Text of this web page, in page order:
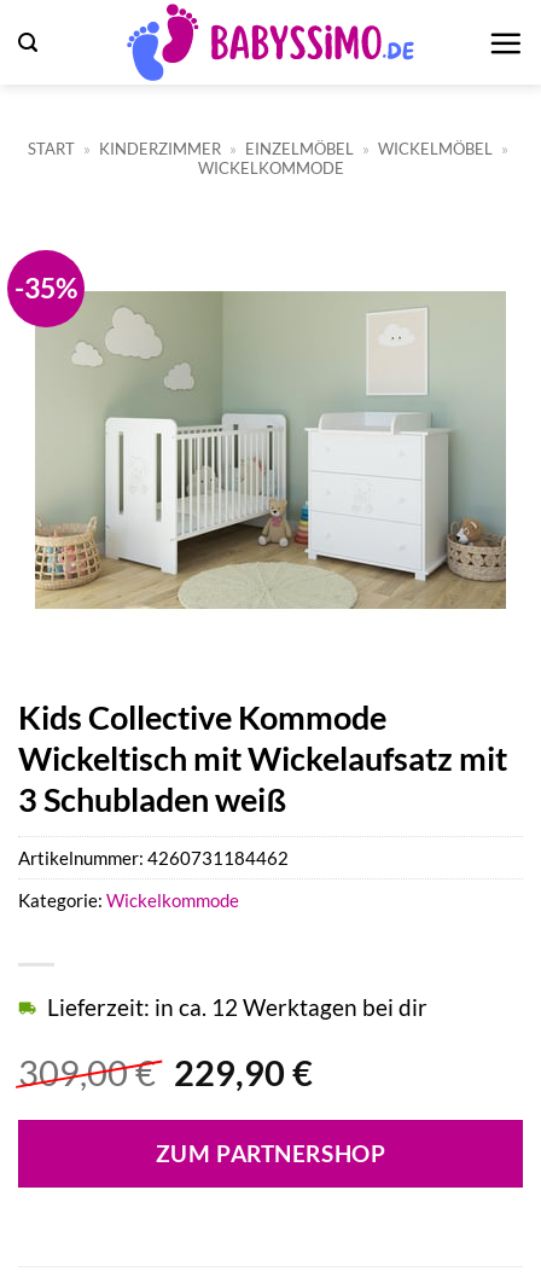
Inhalt
START » KINDERZIMMER » EINZELMÖBEL » WICKELMÖBEL
»
WICKELKOMMODE
-35%
Kids Collective Kommode
Wickeltisch mit Wickelaufsatz mit
3 Schubladen weiß
309,00€ Ursprünglicher
war:
309,00 €
229,90 €Aktueller
ist:
229,90 €.
Lieferzeit: in ca. 12 Werktagen bei dir
ZUM PARTNERSHOP
Artikelnummer: 4260731184462
Kategorie: Wickelkommode